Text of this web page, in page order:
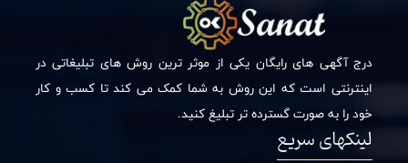
درج آگهی های رایگان یکی از موثر ترین روش های تبلیغاتی در
اینترنتی است که این روش به شما کمک می کند تا کسب و کار
خود را به صورت گسترده تر تبلیغ کنید.
لینکهای سریع